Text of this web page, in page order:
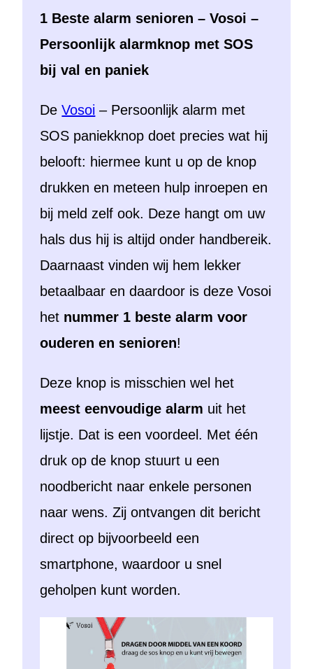
1 Beste alarm senioren – Vosoi –
Persoonlijk alarmknop met SOS
bij val en paniek
DeVosoi – Persoonlijk alarm met
SOS paniekknop doet precies wat hij
belooft: hiermee kunt u op de knop
drukken en meteen hulp inroepen en
bij meld zelf ook. Deze hangt om uw
hals dus hij is altijd onder handbereik.
Daarnaast vinden wij hem lekker
betaalbaar en daardoor is deze Vosoi
het nummer 1 beste alarm voor
ouderen en senioren!
Deze knop is misschien wel het
meest eenvoudige alarm uit het
lijstje. Dat is een voordeel. Met één
druk op de knop stuurt u een
noodbericht naar enkele personen
naar wens. Zij ontvangen dit bericht
direct op bijvoorbeeld een
smartphone, waardoor u snel
geholpen kunt worden.